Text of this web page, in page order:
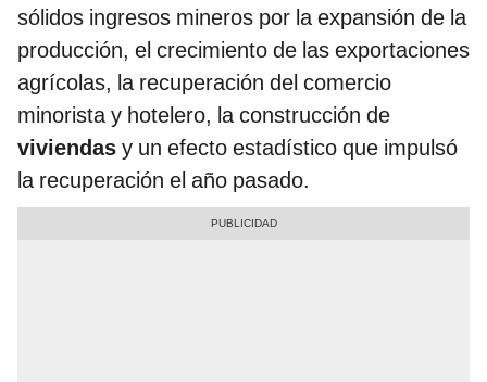
sólidos ingresos mineros por la expansión de la
producción, el crecimiento de las exportaciones
agrícolas, la recuperación del comercio
minorista y hotelero, la construcción de
viviendas y un efecto estadístico que impulsó
la recuperación el año pasado.